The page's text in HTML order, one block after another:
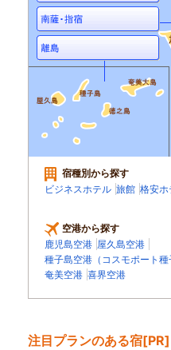
宿種別から探す
ビジネスホテル 旅館 格安ホ
空港から探す
鹿児島空港 屋久島空港
種子島空港（コスモポート種
奄美空港 喜界空港
注目プランのある宿[PR]